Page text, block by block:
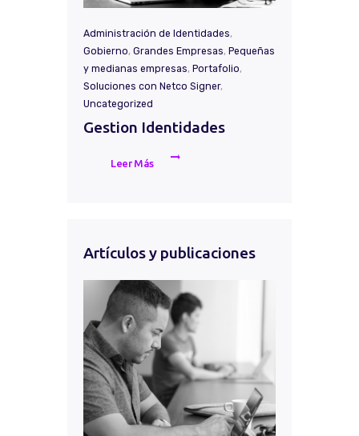
Administración de Identidades,
Gobierno, Grandes Empresas, Pequeñas
y medianas empresas, Portafolio,
Soluciones con Netco Signer,
Uncategorized
Gestion Identidades
Leer Más
Artículos y publicaciones